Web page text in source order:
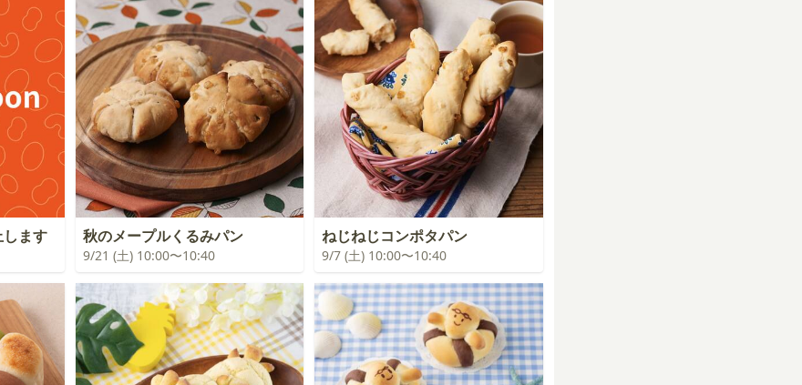
ます 秋のメープルくるみパン
9/21 (土) 10:00〜10:40
ねじねじコンポタパン
9/7 (土) 10:00〜10:40